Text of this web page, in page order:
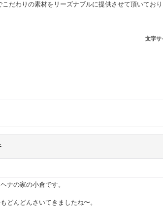
だわりの素材をリーズナブルに提供させて頂いており
文字サ
ナの家の小倉です。
どんどんさいてきましたね〜。